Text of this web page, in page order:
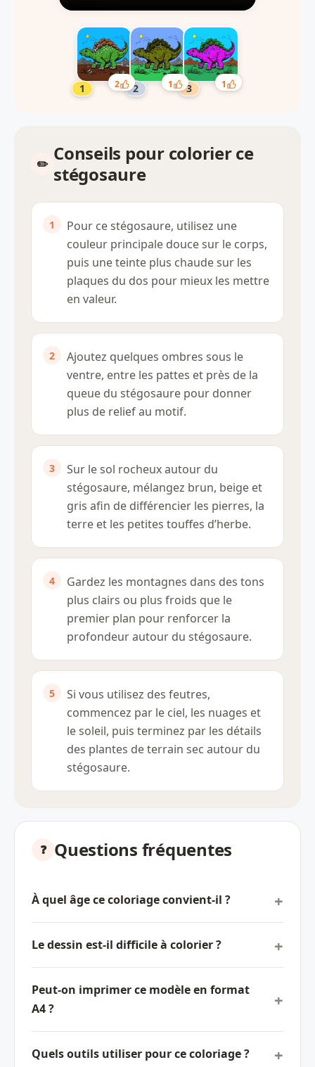
2 1 1
Conseils pour colorier ce
stégosaure
Pour ce stégosaure, utilisez une
couleur principale douce sur le corps,
puis une teinte plus chaude sur les
plaques du dos pour mieux les mettre
en valeur.
Ajoutez quelques ombres sous le
ventre, entre les pattes et près de la
queue du stégosaure pour donner
plus de relief au motif.
Sur le sol rocheux autour du
stégosaure, mélangez brun, beige et
gris afin de différencier les pierres, la
terre et les petites touffes d’herbe.
Gardez les montagnes dans des tons
plus clairs ou plus froids que le
premier plan pour renforcer la
profondeur autour du stégosaure.
Si vous utilisez des feutres,
commencez par le ciel, les nuages et
le soleil, puis terminez par les détails
des plantes de terrain sec autour du
stégosaure.
Questions fréquentes
À quel âge ce coloriage convient-il ?
Le dessin est-il difficile à colorier ?
Peut-on imprimer ce modèle en format
A4 ?
Quels outils utiliser pour ce coloriage ?